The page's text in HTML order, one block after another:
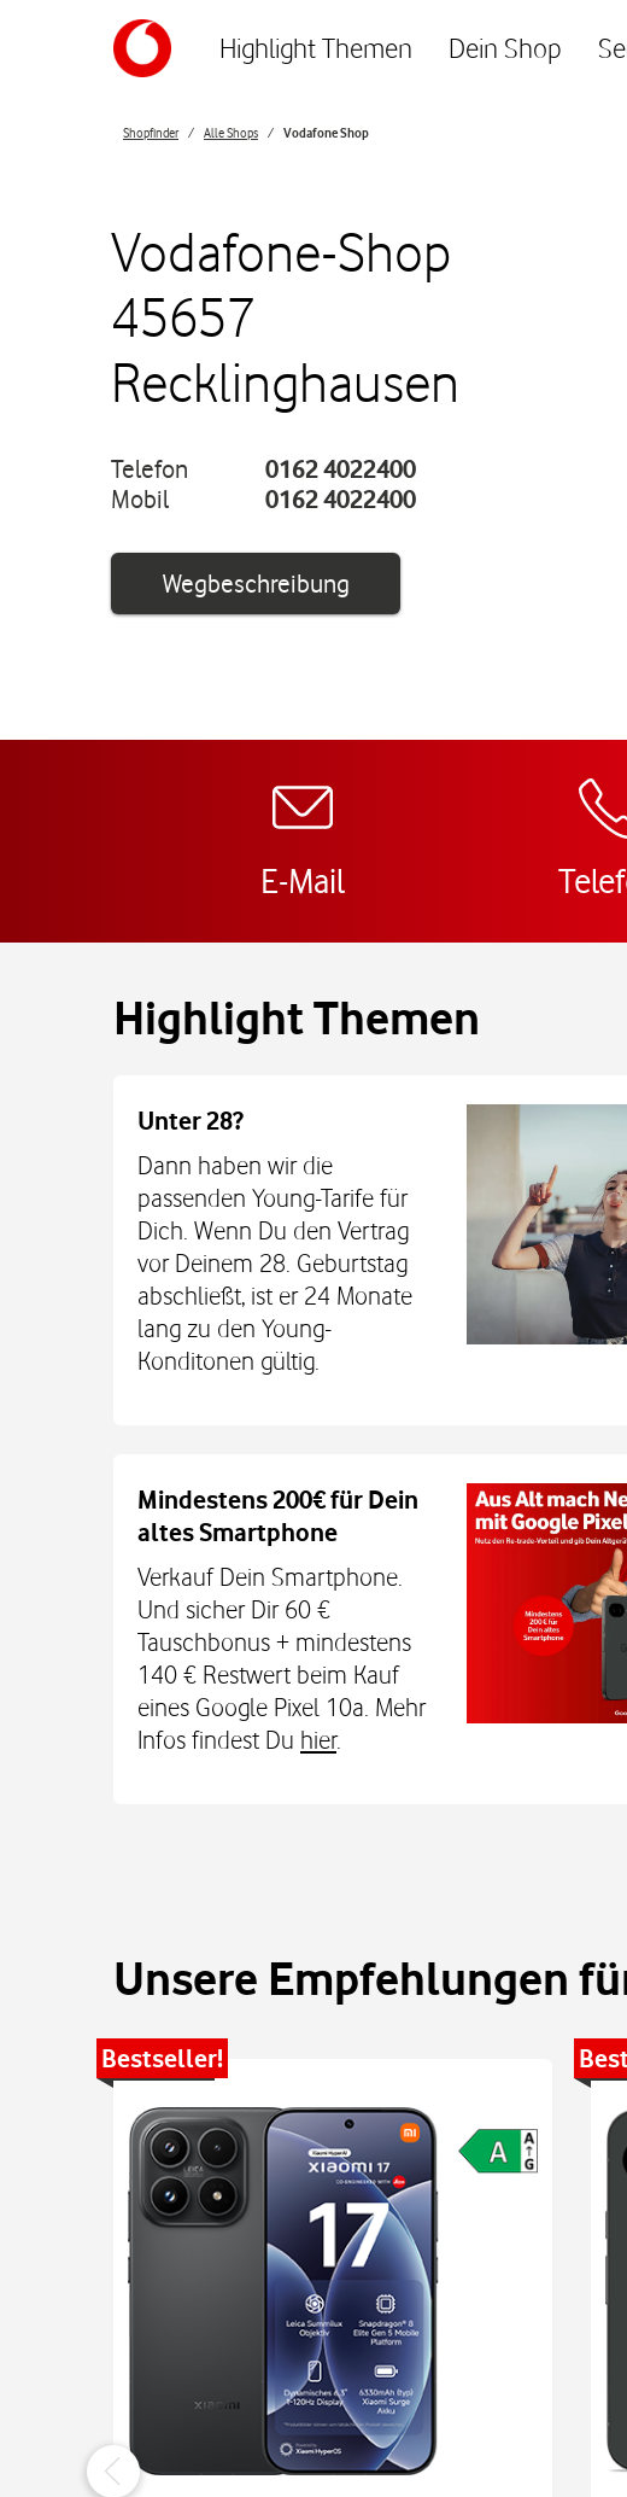
Highlight Themen Dein Shop
Shopfinder Alle Shops Vodafone Shop
Vodafone-Shop
45657
Recklinghausen
Telefon
0162 4022400
Mobil
0162 4022400
WegbeschreibungLink öffnet in einem neuen
E-Mail
Highlight Themen
Unter 28?
Dann haben wir die
passenden Young-Tarife für
Dich. Wenn Du den Vertrag
vor Deinem 28. Geburtstag
abschließt, ist er 24 Monate
lang zu den Young-
Konditonen gültig.
Mindestens 200€ für Dein
altes Smartphone
Verkauf Dein Smartphone.
Und sicher Dir 60 €
Tauschbonus + mindestens
140 € Restwert beim Kauf
eines Google Pixel 10a. Mehr
Infos findest Du hier.
Auch auf dem Schulweg immer
Dein Kind bleibt unterwegs auch ohne
Sicherheit erreichbar. Mit der Xplora X6Play 2nd
TCL MT48X Smartwatch für je einmal 1 € zum
Den Tarif gibt's jetzt 3 Monate für 0 € und
€. Alle Infos bei uns im Shop.
Unsere Empfehlungen
Bestseller!